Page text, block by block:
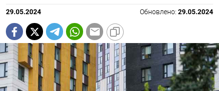
29.05.2024 Обновлено: 29.05.2024